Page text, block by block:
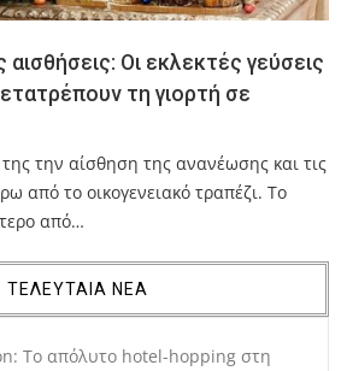
Οι εκλεκτές γεύσεις
τη γιορτή σε
την αίσθηση της ανανέωσης και τις
από το οικογενειακό τραπέζι. Το
από…
ΤΕΛΕΥΤΑΙΑ ΝΕΑ
Το απόλυτο hotel-hopping στη